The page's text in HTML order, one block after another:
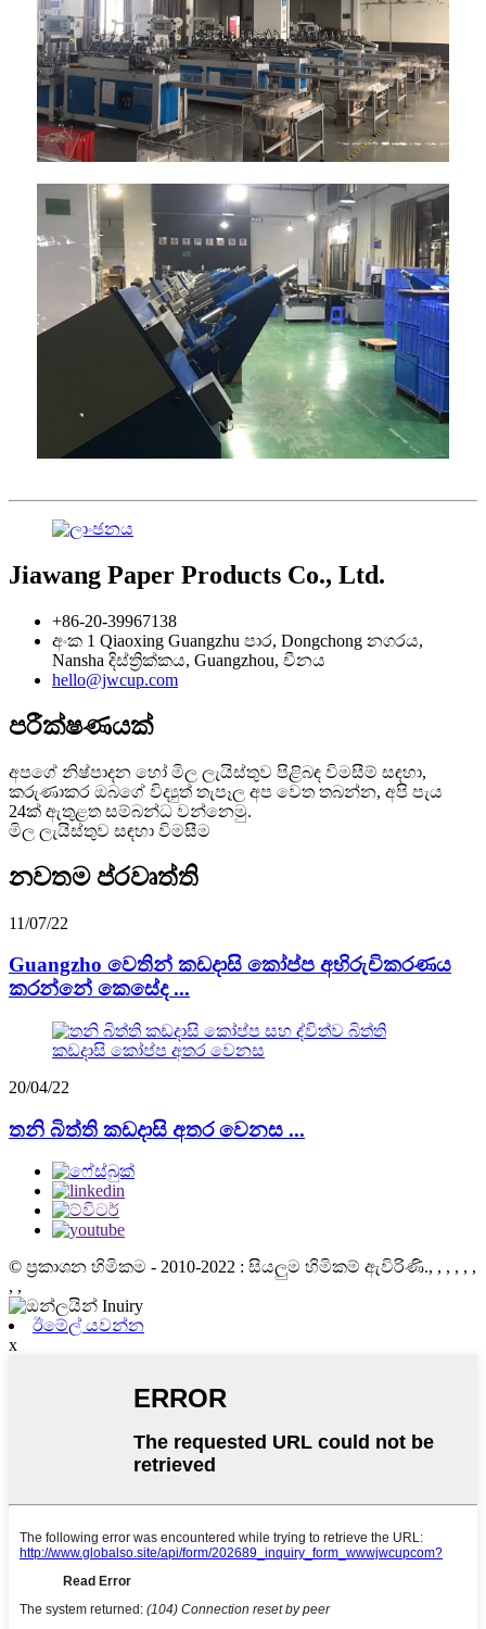
Jiawang Paper Products Co., Ltd.
+86-20-39967138
අංක 1 Qiaoxing Guangzhu පාර, Dongchong නගරය,
Nansha දිස්ත්‍රික්කය, Guangzhou, චීනය
hello@jwcup.com
පරීක්ෂණයක්
අපගේ නිෂ්පාදන හෝ මිල ලැයිස්තුව පිළිබඳ විමසීම් සඳහා,
කරුණාකර ඔබගේ විද්‍යුත් තැපෑල අප වෙත තබන්න, අපි පැය
24ක් ඇතුළත සම්බන්ධ වන්නෙමු.
මිල ලැයිස්තුව සඳහා විමසීම
නවතම ප්රවෘත්ති
11/07/22
Guangzho වෙතින් කඩදාසි කෝප්ප අභිරුචිකරණය
කරන්නේ කෙසේද ...
20/04/22
තනි බිත්ති කඩදාසි අතර වෙනස ...
© ප්‍රකාශන හිමිකම - 2010-2022 : සියලුම හිමිකම් ඇවිරිණි., , , , , ,
, ,
ඊමේල් යවන්න
x